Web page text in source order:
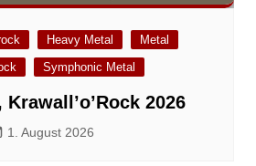
Heavy Metal
Metal
Symphonic Metal
2026
1. August 2026